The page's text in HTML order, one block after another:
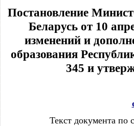
Постановление
Беларусь от 10
изменений и
образования
345 и
Текст документа по